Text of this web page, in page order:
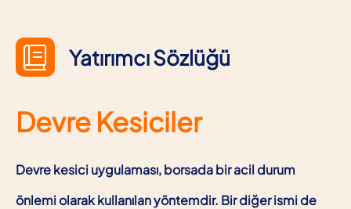
Yatırımcı Sözlüğü
Devre Kesiciler
Devre kesici uygulaması, borsada bir acil durum
önlemi olarak kullanılan yöntemdir. Bir diğer ismi de